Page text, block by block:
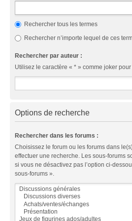
Rechercher tous les termes
Rechercher n’importe lequel de ces
Rechercher par auteur :
Utilisez le caractère « * » comme joker
Options de recherche
Rechercher dans les forums :
Choisissez le forum ou les forums dans
effectuer une recherche. Les sous-forums
si vous ne désactivez pas l’option ci-
sous-forums ».